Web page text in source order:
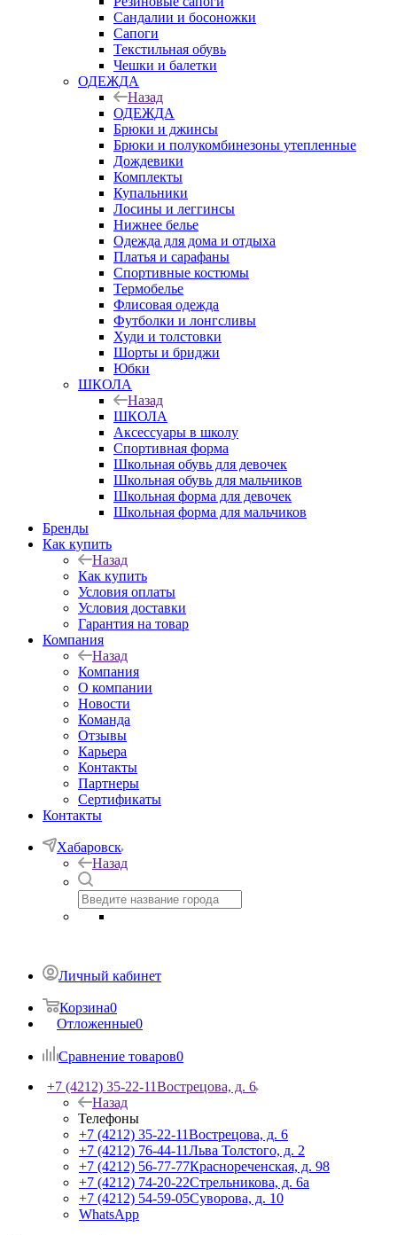
Сандалии и босоножки
Сапоги
Текстильная обувь
Чешки и балетки
ОДЕЖДА
Назад
ОДЕЖДА
Брюки и джинсы
Брюки и полукомбинезоны утепленные
Дождевики
Комплекты
Купальники
Лосины и леггинсы
Нижнее белье
Одежда для дома и отдыха
Платья и сарафаны
Спортивные костюмы
Термобелье
Флисовая одежда
Футболки и лонгсливы
Худи и толстовки
Шорты и бриджи
Юбки
ШКОЛА
Назад
ШКОЛА
Аксессуары в школу
Спортивная форма
Школьная обувь для девочек
Школьная обувь для мальчиков
Школьная форма для девочек
Школьная форма для мальчиков
Бренды
Как купить
Назад
Как купить
Условия оплаты
Условия доставки
Гарантия на товар
Компания
Назад
Компания
О компании
Новости
Команда
Отзывы
Карьера
Контакты
Партнеры
Сертификаты
Контакты
Хабаровск
Назад
Личный кабинет
Корзина0
Отложенные0
Сравнение товаров0
+7 (4212) 35-22-11Вострецова, д. 6
Назад
Телефоны
+7 (4212) 35-22-11Вострецова, д. 6
+7 (4212) 76-44-11Льва Толстого, д. 2
+7 (4212) 56-77-77Краснореченская, д. 98
+7 (4212) 74-20-22Стрельникова, д. 6а
+7 (4212) 54-59-05Суворова, д. 10
WhatsApp